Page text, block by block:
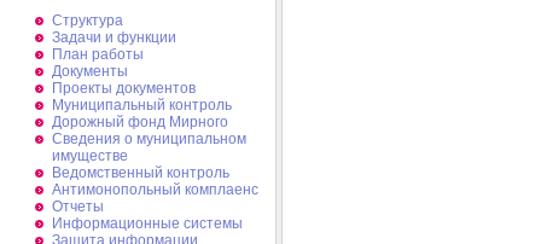
Структура
Задачи и функции
План работы
Документы
Проекты документов
Муниципальный контроль
Дорожный фонд Мирного
Cведения о муниципальном
имуществе
Ведомственный контроль
Антимонопольный комплаенс
Отчеты
Информационные системы
Защита информации